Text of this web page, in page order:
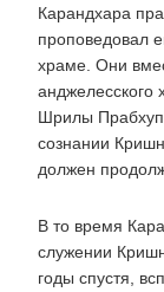
Карандхара
проповедовал
храме. Они
анджелесского
Шрилы
сознании
должен
В то время
служении
годы спустя,